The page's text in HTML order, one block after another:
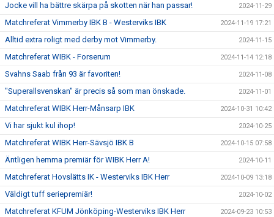
Jocke vill ha bättre skärpa på skotten när han passar! 2024-11-29
Matchreferat Vimmerby IBK B - Westerviks IBK 2024-11-19 17:21
Alltid extra roligt med derby mot Vimmerby. 2024-11-15
Matchreferat WIBK - Forserum 2024-11-14 12:18
Svahns Saab från 93 är favoriten! 2024-11-08
"Superallsvenskan" är precis så som man önskade. 2024-11-01
Matchreferat WIBK Herr-Månsarp IBK 2024-10-31 10:42
Vi har sjukt kul ihop! 2024-10-25
Matchreferat WIBK Herr-Sävsjö IBK B 2024-10-15 07:58
Äntligen hemma premiär för WIBK Herr A! 2024-10-11
Matchreferat Hovslätts IK - Westerviks IBK Herr 2024-10-09 13:18
Väldigt tuff seriepremiär! 2024-10-02
Matchreferat KFUM Jönköping-Westerviks IBK Herr 2024-09-23 10:53